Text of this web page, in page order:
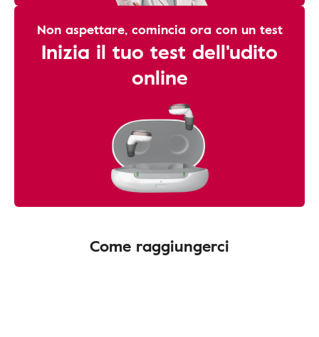
Non aspettare, comincia ora con un test
Inizia il tuo test dell'udito
online
Come raggiungerci